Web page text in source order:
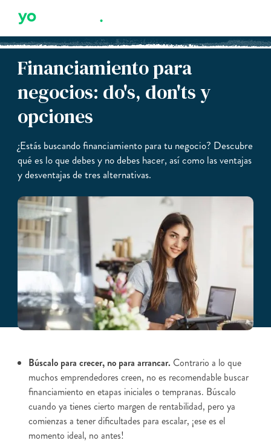
Financiamiento para
negocios: do's, don'ts y
opciones
¿Estás buscando financiamiento para tu negocio? Descubre
qué es lo que debes y no debes hacer, así como las ventajas
y desventajas de tres alternativas.
Búscalo para crecer, no para arrancar. Contrario a lo que
muchos emprendedores creen, no es recomendable buscar
financiamiento en etapas iniciales o tempranas. Búscalo
cuando ya tienes cierto margen de rentabilidad, pero ya
comienzas a tener dificultades para escalar, ¡ese es el
momento ideal, no antes!